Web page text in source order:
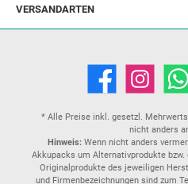
VERSANDARTEN
* Alle Preise inkl. gesetzl.
nicht anders
Hinweis:Wenn nicht anders
Akkupacks um Alternativprodukte bzw.
Originalprodukte des jeweiligen
und Firmenbezeichnungen sind zum